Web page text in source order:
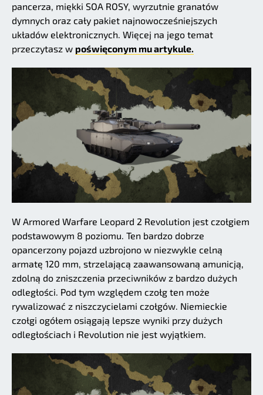
pancerza, miękki SOA ROSY, wyrzutnie granatów
dymnych oraz cały pakiet najnowocześniejszych
układów elektronicznych. Więcej na jego temat
przeczytasz w poświęconym mu artykule.
W Armored Warfare Leopard 2 Revolution jest czołgiem
podstawowym 8 poziomu. Ten bardzo dobrze
opancerzony pojazd uzbrojono w niezwykle celną
armatę 120 mm, strzelającą zaawansowaną amunicją,
zdolną do zniszczenia przeciwników z bardzo dużych
odległości. Pod tym względem czołg ten może
rywalizować z niszczycielami czołgów. Niemieckie
czołgi ogółem osiągają lepsze wyniki przy dużych
odległościach i Revolution nie jest wyjątkiem.